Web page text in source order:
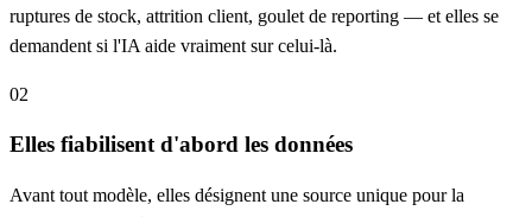
ruptures de stock, attrition client, goulet de reporting — et elles se
demandent si l'IA aide vraiment sur celui-là.
02
Elles fiabilisent d'abord les données
Avant tout modèle, elles désignent une source unique pour la